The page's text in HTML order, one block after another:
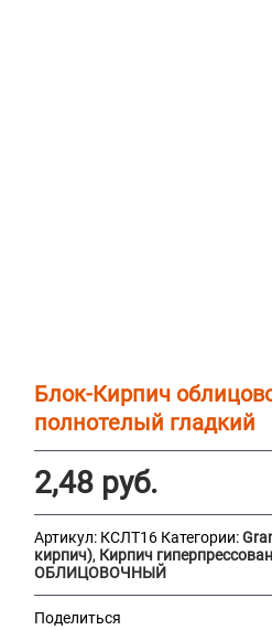
Блок-Кирпич
полнотелый гладкий
2,48 руб.
Артикул: КСЛТ16 Категории:
кирпич), Кирпич
ОБЛИЦОВОЧНЫЙ
Поделиться